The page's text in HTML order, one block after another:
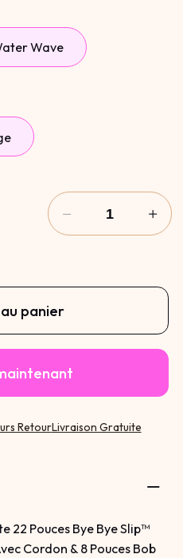
Wave
panier
RetourLivraison Gratuite
22 Pouces Bye Bye Slip™
Cordon & 8 Pouces Bob